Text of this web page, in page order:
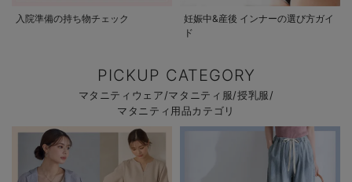
入院準備の持ち物チェック
妊娠中&産後 インナーの選び方ガイ
ド
PICKUP CATEGORY
マタニティウェア/マタニティ服/授乳服/
マタニティ用品カテゴリ